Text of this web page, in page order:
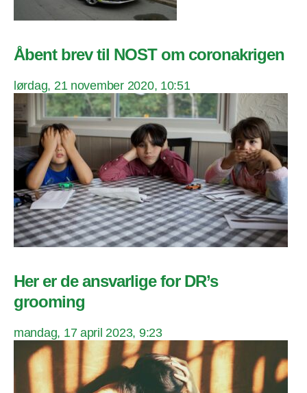
Åbent brev til NOST om coronakrigen
lørdag, 21 november 2020, 10:51
Her er de ansvarlige for DR’s
grooming
mandag, 17 april 2023, 9:23